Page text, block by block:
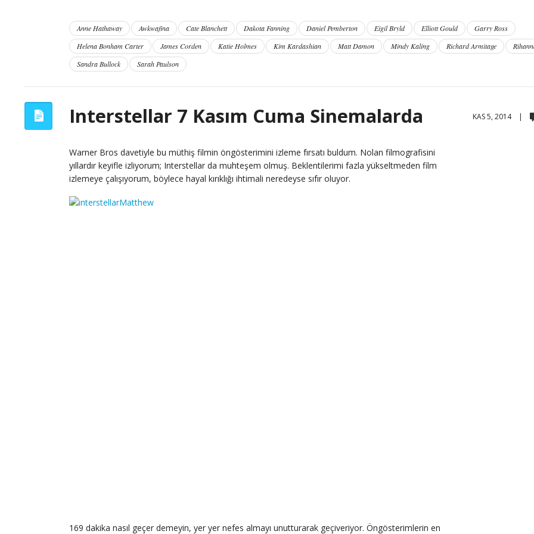
Anne Hathaway Awkwafina Cate Blanchett Dakota Fanning Daniel Pemberton Eigil Bryld Elliott Gould
Garry Ross
Helena Bonham Carter
James Corden Katie Holmes Kim Kardashian Matt Damon Mindy Kaling Richard Armitage
Sandra Bullock
Sarah Paulson
KAS 5, 2014 |
Interstellar 7 Kasım Cuma Sinemalarda
Warner Bros davetiyle bu müthiş filmin öngösterimini izleme fırsatı buldum. Nolan filmografisini
yıllardır keyifle izliyorum; Interstellar da muhteşem olmuş. Beklentilerimi fazla yükseltmeden film
izlemeye çalışıyorum, böylece hayal kırıklığı ihtimali neredeyse sıfır oluyor.
169 dakika nasıl geçer demeyin, yer yer nefes almayı unutturarak geçiveriyor. Öngösterimlerin en